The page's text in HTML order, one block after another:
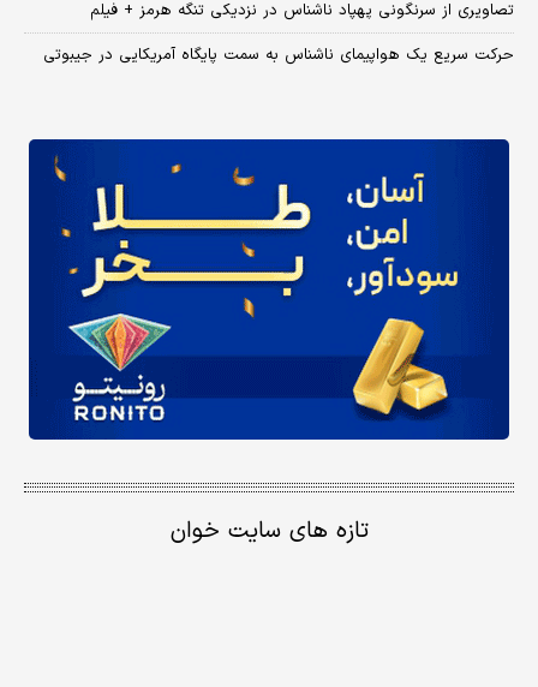
تصاویری از سرنگونی پهپاد ناشناس در نزدیکی تنگه هرمز + فیلم
حرکت سریع یک هواپیمای ناشناس به سمت پایگاه آمریکایی در جیبوتی
تازه های سایت خوان